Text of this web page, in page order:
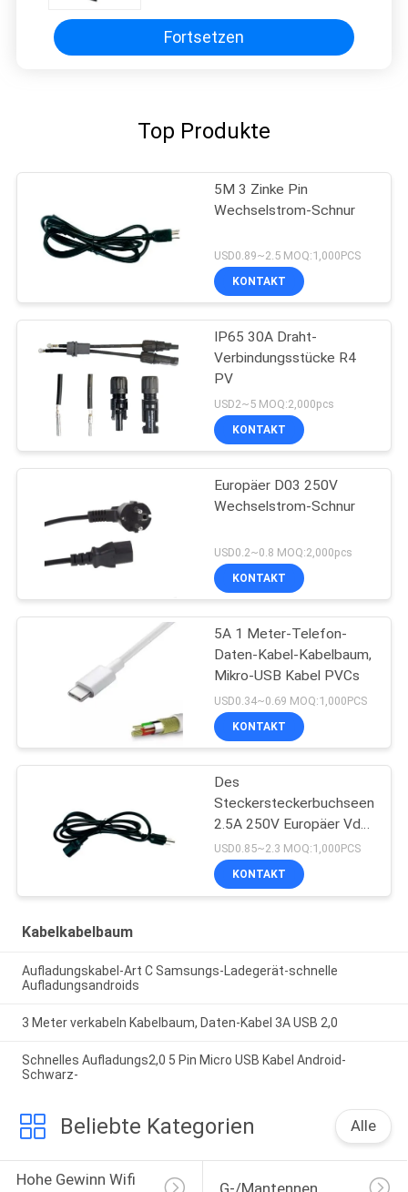
Fortsetzen
Top Produkte
5M 3 Zinke Pin
Wechselstrom-Schnur
USD0.89~2.5 MOQ:1,000PCS
KONTAKT
IP65 30A Draht-
Verbindungsstücke R4
PV
USD2~5 MOQ:2,000pcs
KONTAKT
Europäer D03 250V
Wechselstrom-Schnur
USD0.2~0.8 MOQ:2,000pcs
KONTAKT
5A 1 Meter-Telefon-
Daten-Kabel-Kabelbaum,
Mikro-USB Kabel PVCs
USD0.34~0.69 MOQ:1,000PCS
KONTAKT
Des
Steckersteckerbuchseendes
2.5A 250V Europäer Vde
2PIN Schnur des
elektrischen Stroms für
Heizung
USD0.85~2.3 MOQ:1,000PCS
KONTAKT
Kabelkabelbaum
Aufladungskabel-Art C Samsungs-Ladegerät-schnelle
Aufladungsandroids
3 Meter verkabeln Kabelbaum, Daten-Kabel 3A USB 2,0
Schnelles Aufladungs2,0 5 Pin Micro USB Kabel Android-
Schwarz-
Beliebte Kategorien Alle
Hohe Gewinn Wifi